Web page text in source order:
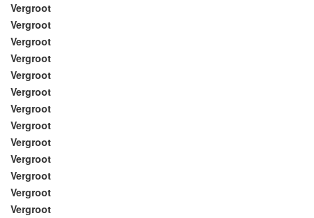
Vergroot
Vergroot
Vergroot
Vergroot
Vergroot
Vergroot
Vergroot
Vergroot
Vergroot
Vergroot
Vergroot
Vergroot
Vergroot